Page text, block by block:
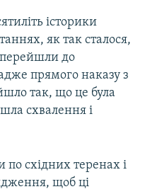
історики
як так сталося,
перейшли до
прямого наказу з
так, що це була
схвалення і
по східних теренах і
щоб ці